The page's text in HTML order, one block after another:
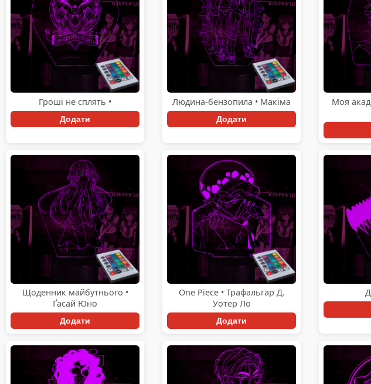
Гроші не сплять •
Додати
Людина-бензопила • Макіма
Додати
Моя
Щоденник майбутнього •
Ґасай Юно
Додати
One Piece • Трафальгар Д.
Уотер Ло
Додати